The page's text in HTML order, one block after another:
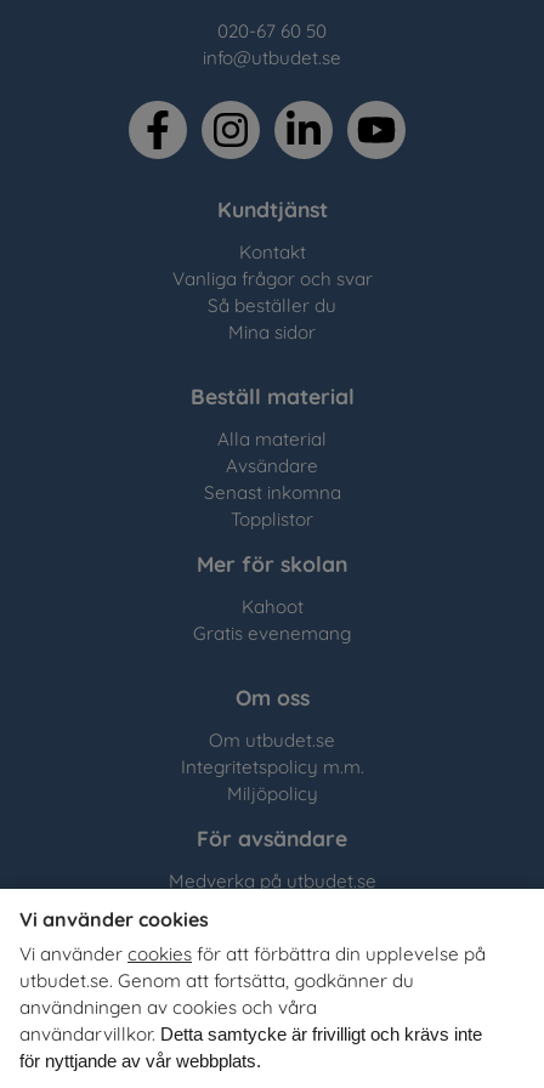
020-67 60 50
info@utbudet.se
facebookinstagramlinkedin youtube
Kundtjänst
Kontakt
Vanliga frågor och svar
Så beställer du
Mina sidor
Beställ material
Alla material
Avsändare
Senast inkomna
Topplistor
Mer för skolan
Kahoot
Gratis evenemang
Om oss
Om utbudet.se
Integritetspolicy m.m.
Miljöpolicy
För avsändare
Medverka på utbudet.se
Utbudet.se distribuerar
organisationers, myndigheters och företags egna material
till Sveriges alla skolor, universitet och högskolor. Tjänsten
är kostnadsfri för lärare, studie- och yrkesvägledare och
annan skolpersonal.
Vi använder cookies
Vi använder cookies för att förbättra din upplevelse på
utbudet.se. Genom att fortsätta, godkänner du
användningen av cookies och våra
användarvillkor. Detta samtycke är frivilligt och krävs inte
för nyttjande av vår webbplats.